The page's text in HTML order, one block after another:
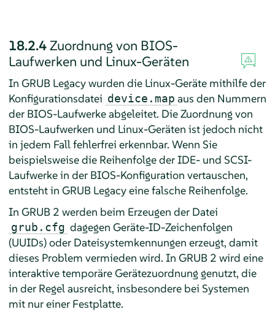
18.2.4Zuordnung von BIOS-
Laufwerken und Linux-Geräten
In GRUB Legacy wurden die Linux-Geräte mithilfe der
Konfigurationsdatei device.map aus den Nummern
der BIOS-Laufwerke abgeleitet. Die Zuordnung von
BIOS-Laufwerken und Linux-Geräten ist jedoch nicht
in jedem Fall fehlerfrei erkennbar. Wenn Sie
beispielsweise die Reihenfolge der IDE- und SCSI-
Laufwerke in der BIOS-Konfiguration vertauschen,
entsteht in GRUB Legacy eine falsche Reihenfolge.
In GRUB 2 werden beim Erzeugen der Datei
grub.cfg dagegen Geräte-ID-Zeichenfolgen
(UUIDs) oder Dateisystemkennungen erzeugt, damit
dieses Problem vermieden wird. In GRUB 2 wird eine
interaktive temporäre Gerätezuordnung genutzt, die
in der Regel ausreicht, insbesondere bei Systemen
mit nur einer Festplatte.